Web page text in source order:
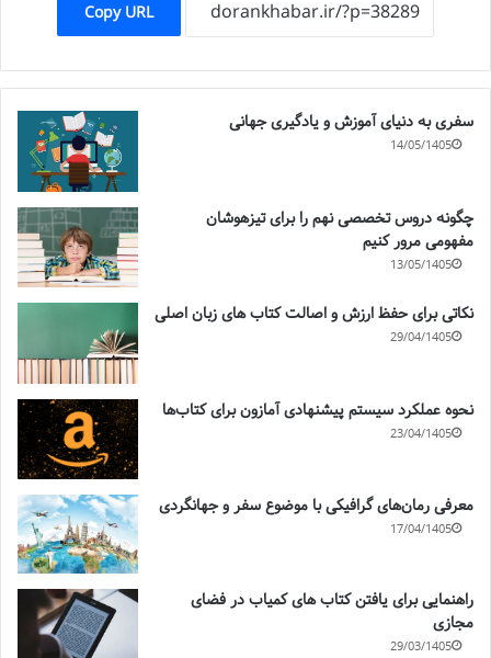
Copy URL
سفری به دنیای آموزش و یادگیری جهانی
14/05/1405
چگونه دروس تخصصی نهم را برای تیزهوشان
مفهومی مرور کنیم
13/05/1405
نکاتی برای حفظ ارزش و اصالت کتاب های زبان اصلی
29/04/1405
نحوه عملکرد سیستم پیشنهادی آمازون برای کتاب‌ها
23/04/1405
معرفی رمان‌های گرافیکی با موضوع سفر و جهانگردی
17/04/1405
راهنمایی برای یافتن کتاب های کمیاب در فضای
مجازی
29/03/1405